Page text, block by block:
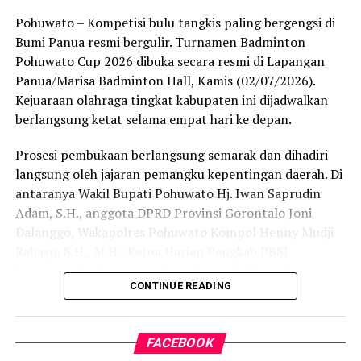
Bagi Kabupaten Pohuwato, perhelatan akbar ini menjadi
momentum krusial untuk melobi dan memperjuangkan
program strategis pusat agar mengalir ke daerah.
Berbekal bentang laut yang luas, garis pantai yang
panjang, serta kekayaan hayati yang melimpah,
Pohuwato dinilai memiliki daya tawar tinggi untuk
utama di kawasan Indonesia Timur.
Bupati Saipul A. Mbuinga menegaskan bahwa Rakornas
KKP bertindak sebagai wadah krusial dalam
menyamakan persepsi dan arah kebijakan pembangunan
“Melalui koordinasi intensif di Rakornas ini, kami
berharap jalinan sinergi vertikal antara pusat dan
nasional bisa mendarat dan memberikan impak nyata di
Pohuwato – Kompetisi bulu tangkis paling bergengsi di
Bumi Panua resmi bergulir. Turnamen Badminton
Pohuwato Cup 2026 dibuka secara resmi di Lapangan
Panua/Marisa Badminton Hall, Kamis (02/07/2026).
Kejuaraan olahraga tingkat kabupaten ini dijadwalkan
berlangsung ketat selama empat hari ke depan.
Prosesi pembukaan berlangsung semarak dan dihadiri
langsung oleh jajaran pemangku kepentingan daerah. Di
antaranya Wakil Bupati Pohuwato Hj. Iwan Saprudin
Adam, S.H., anggota DPRD Provinsi Gorontalo Joni
Dalanggo, Wakapolres Pohuwato Kompol Henny Mudji
Pohuwato Kadir Amran, Ketua Komado Vhia Mbuinga,
serta Achmad Apandi selaku Legal Manager Area PT
Kejuaraan berskala daerah ini berhasil terlaksana berkat
CONTINUE READING
FACEBOOK